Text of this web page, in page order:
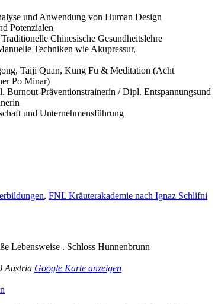
und Anwendung von Human Design
Potenzialen
Chinesische Gesundheitslehre
Techniken wie Akupressur,
Taiji Quan, Kung Fu & Meditation (Acht
Po Minar)
Präventionstrainerin / Dipl. Entspannungsund
und Unternehmensführung
, FNL Kräuterakademie nach Ignaz Schlifni
Lebensweise . Schloss Hunnenbrunn
Austria Google Karte anzeigen